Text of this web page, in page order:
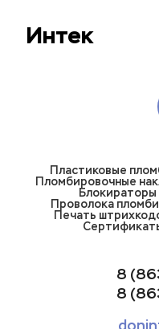
Интек
Пластиковые
Пломбировочные
Блокираторы
Проволока
Печать
8
8